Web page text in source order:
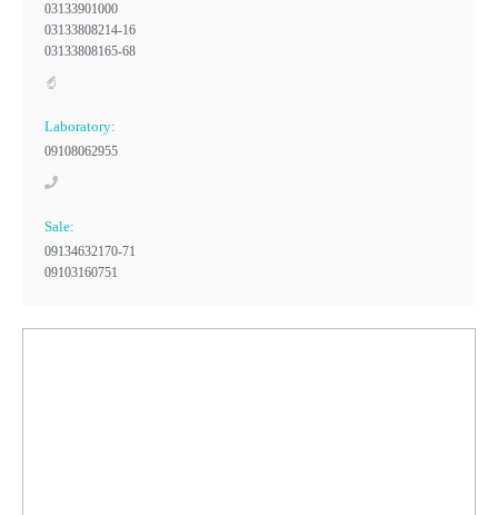
03133901000
03133808214-16
03133808165-68
Laboratory:
09108062955
Sale:
09134632170-71
09103160751